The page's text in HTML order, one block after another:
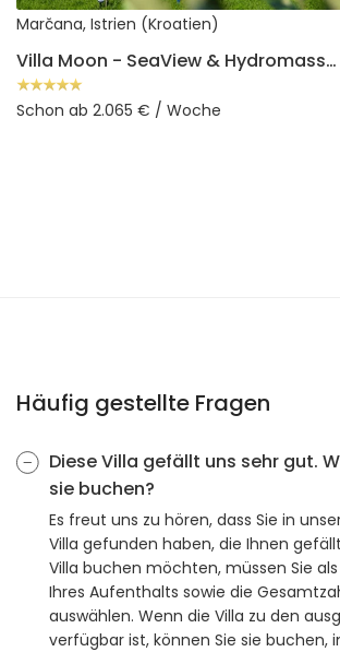
Marčana, Istrien (Kroatien)
Villa Moon - SeaView & Hydromassage
Schon ab 2.065 € / Woche
Häufig gestellte Fragen
Diese Villa gefällt uns sehr gut.
sie buchen?
Es freut uns zu hören, dass Sie in
Villa gefunden haben, die Ihnen
Villa buchen möchten, müssen Sie
Ihres Aufenthalts sowie die
auswählen. Wenn die Villa zu den
verfügbar ist, können Sie sie buchen,